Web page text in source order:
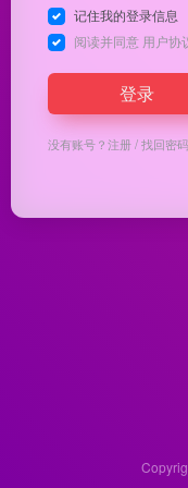
记住我的登录信息
阅读并同意 用户协
登录
没有账号？注册/找回密码